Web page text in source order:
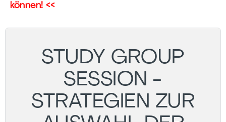
können! <<
STUDY GROUP
SESSION -
STRATEGIEN ZUR